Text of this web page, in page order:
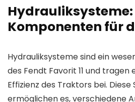
Hydrauliksysteme:
Komponenten für
Hydrauliksysteme sind ein
des Fendt Favorit 11 und tragen
Effizienz des Traktors bei. Diese
ermöglichen es, verschiedene